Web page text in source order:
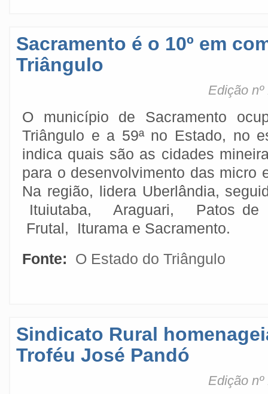
Sacramento é o 10º em
Triângulo
Edição
O município de Sacramento
Triângulo e a 59ª no Estado, no
indica quais são as cidades
para o desenvolvimento das micro
Na região, lidera Uberlândia,
Ituiutaba, Araguari, Patos
Frutal, Iturama e Sacramento.
Fonte:
O Estado do Triângulo
Sindicato Rural
Troféu José Pandó
Edição